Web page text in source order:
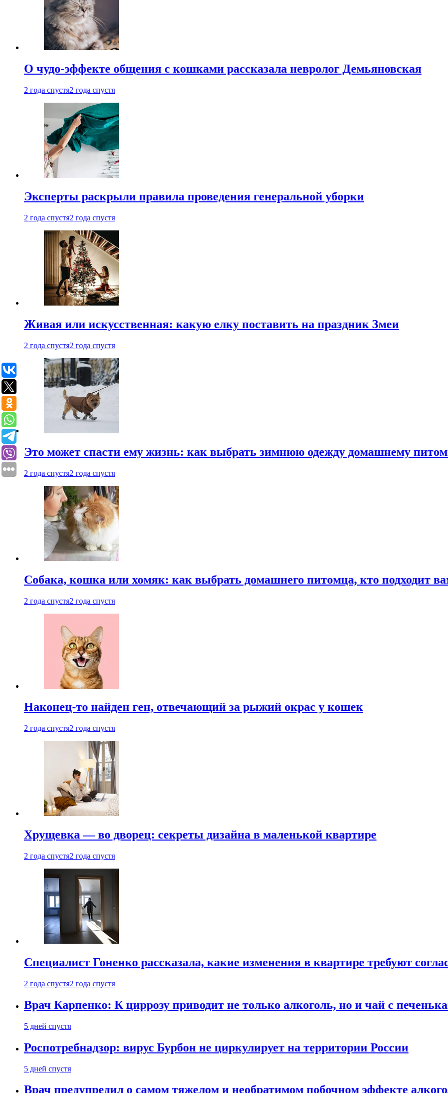
О чудо-эффекте общения с кошками рассказала невролог Демьяновская
2 года спустя2 года спустя
Эксперты раскрыли правила проведения генеральной уборки
2 года спустя2 года спустя
Живая или искусственная: какую елку поставить на праздник Змеи
2 года спустя2 года спустя
Это может спасти ему жизнь: как выбрать зимнюю одежду домашнему
2 года спустя2 года спустя
Собака, кошка или хомяк: как выбрать домашнего питомца, кто подходит
2 года спустя2 года спустя
Наконец-то найден ген, отвечающий за рыжий окрас у кошек
2 года спустя2 года спустя
Хрущевка — во дворец: секреты дизайна в маленькой квартире
2 года спустя2 года спустя
Специалист Гоненко рассказала, какие изменения в квартире требуют
2 года спустя2 года спустя
Врач Карпенко: К циррозу приводит не только алкоголь, но и чай с
5 дней спустя
Роспотребнадзор: вирус Бурбон не циркулирует на территории России
5 дней спустя
Врач предупредил о самом тяжелом и необратимом побочном эффекте